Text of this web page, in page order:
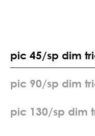
pic 45/sp dim tri
pic 90/sp dim tri
pic 130/sp dim t